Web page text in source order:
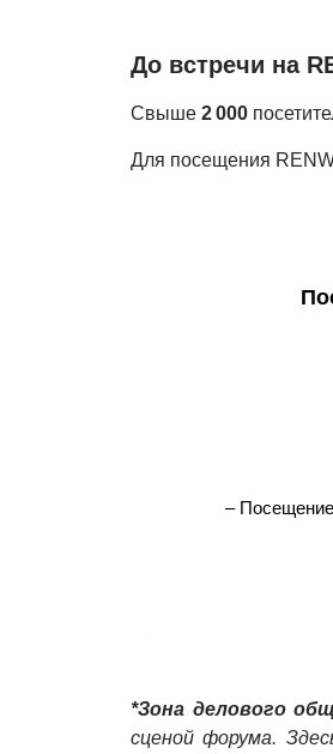
До встречи на
Свыше 2 000
Для посещения
–
*Зона делового
сценой форума.